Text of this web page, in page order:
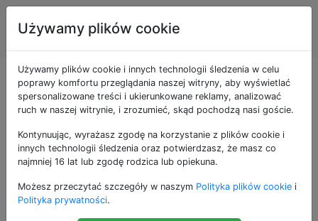
Grafika
komputerowa
Pytania otagowane
jako rendering
4 Albedo vs Diffuse
związek między tymi dwoma terminami,
Używamy plików cookie
Używamy plików cookie i innych technologii śledzenia w celu
poprawy komfortu przeglądania naszej witryny, aby wyświetlać
spersonalizowane treści i ukierunkowane reklamy, analizować
ruch w naszej witrynie, i zrozumieć, skąd pochodzą nasi goście.
Kontynuując, wyrażasz zgodę na korzystanie z plików cookie i
innych technologii śledzenia oraz potwierdzasz, że masz co
najmniej 16 lat lub zgodę rodzica lub opiekuna.
Możesz przeczytać szczegóły w naszym Polityka plików cookie i
Polityka prywatności.